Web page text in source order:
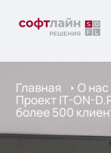
Главная О нас
Проект IT-ON-
более 500